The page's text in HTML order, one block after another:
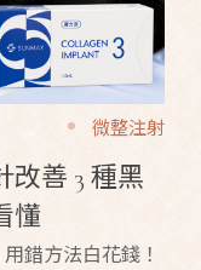
微整注射
改善 3 種黑
懂
錯方法白花錢！